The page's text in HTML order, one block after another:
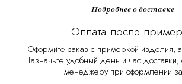
Подробнее о доставке
Оплата после
Оформите заказ с примеркой изделия,
Назначьте удобный день и час доставки,
менеджеру при оформлении